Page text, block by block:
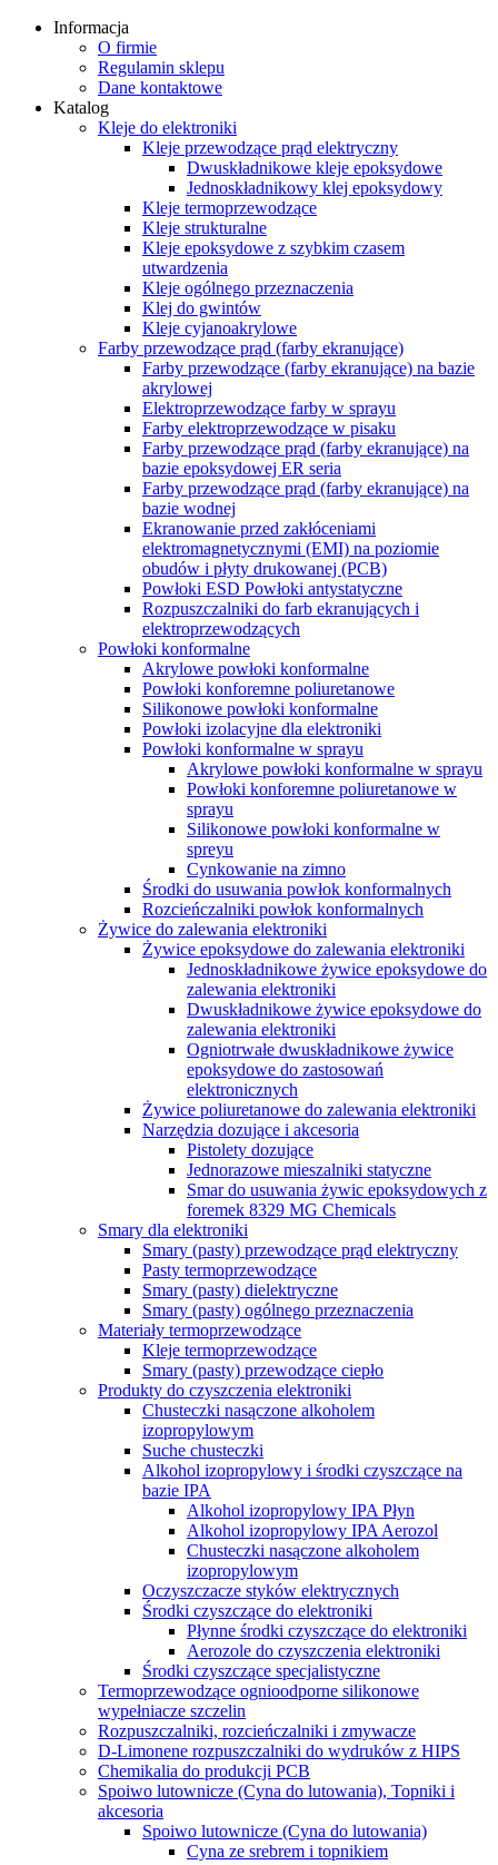
Informacja
O firmie
Regulamin sklepu
Dane kontaktowe
Katalog
Kleje do elektroniki
Kleje przewodzące prąd elektryczny
Dwuskładnikowe kleje epoksydowe
Jednoskładnikowy klej epoksydowy
Kleje termoprzewodzące
Kleje strukturalne
Kleje epoksydowe z szybkim czasem
utwardzenia
Kleje ogólnego przeznaczenia
Klej do gwintów
Kleje cyjanoakrylowe
Farby przewodzące prąd (farby ekranujące)
Farby przewodzące (farby ekranujące) na bazie
akrylowej
Elektroprzewodzące farby w sprayu
Farby elektroprzewodzące w pisaku
Farby przewodzące prąd (farby ekranujące) na
bazie epoksydowej ER seria
Farby przewodzące prąd (farby ekranujące) na
bazie wodnej
Ekranowanie przed zakłóceniami
elektromagnetycznymi (EMI) na poziomie
obudów i płyty drukowanej (PCB)
Powłoki ESD Powłoki antystatyczne
Rozpuszczalniki do farb ekranujących i
elektroprzewodzących
Powłoki konformalne
Akrylowe powłoki konformalne
Powłoki konforemne poliuretanowe
Silikonowe powłoki konformalne
Powłoki izolacyjne dla elektroniki
Powłoki konformalne w sprayu
Akrylowe powłoki konformalne w sprayu
Powłoki konforemne poliuretanowe w
sprayu
Silikonowe powłoki konformalne w
spreyu
Cynkowanie na zimno
Środki do usuwania powłok konformalnych
Rozcieńczalniki powłok konformalnych
Żywice do zalewania elektroniki
Żywice epoksydowe do zalewania elektroniki
Jednoskładnikowe żywice epoksydowe do
zalewania elektroniki
Dwuskładnikowe żywice epoksydowe do
zalewania elektroniki
Ogniotrwałe dwuskładnikowe żywice
epoksydowe do zastosowań
elektronicznych
Żywice poliuretanowe do zalewania elektroniki
Narzędzia dozujące i akcesoria
Pistolety dozujące
Jednorazowe mieszalniki statyczne
Smar do usuwania żywic epoksydowych z
foremek 8329 MG Chemicals
Smary dla elektroniki
Smary (pasty) przewodzące prąd elektryczny
Pasty termoprzewodzące
Smary (pasty) dielektryczne
Smary (pasty) ogólnego przeznaczenia
Materiały termoprzewodzące
Kleje termoprzewodzące
Smary (pasty) przewodzące ciepło
Produkty do czyszczenia elektroniki
Chusteczki nasączone alkoholem
izopropylowym
Suche chusteczki
Alkohol izopropylowy i środki czyszczące na
bazie IPA
Alkohol izopropylowy IPA Płyn
Alkohol izopropylowy IPA Aerozol
Chusteczki nasączone alkoholem
izopropylowym
Oczyszczacze styków elektrycznych
Środki czyszczące do elektroniki
Płynne środki czyszczące do elektroniki
Aerozole do czyszczenia elektroniki
Środki czyszczące specjalistyczne
Termoprzewodzące ognioodporne silikonowe
wypełniacze szczelin
Rozpuszczalniki, rozcieńczalniki i zmywacze
D-Limonene rozpuszczalniki do wydruków z HIPS
Chemikalia do produkcji PCB
Spoiwo lutownicze (Cyna do lutowania), Topniki i
akcesoria
Spoiwo lutownicze (Cyna do lutowania)
Cyna ze srebrem i topnikiem